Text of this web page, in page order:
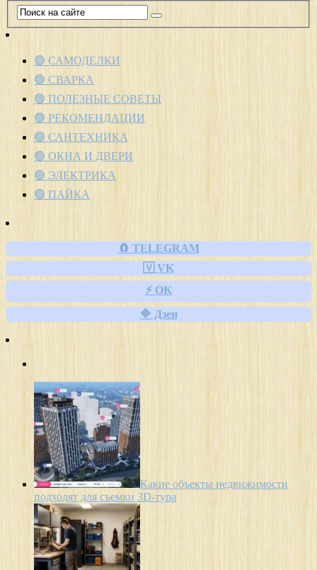
🟢 САМОДЕЛКИ
🟢 СВАРКА
🟢 ПОЛЕЗНЫЕ СОВЕТЫ
🟢 РЕКОМЕНДАЦИИ
🟢 САНТЕХНИКА
🟢 ОКНА И ДВЕРИ
🟢 ЭЛЕКТРИКА
🟢 ПАЙКА
🧲 TELEGRAM
🇻 VK
⚡ OK
🔷 Дзен
Какие объекты недвижимости
подходят для съемки 3D-тура